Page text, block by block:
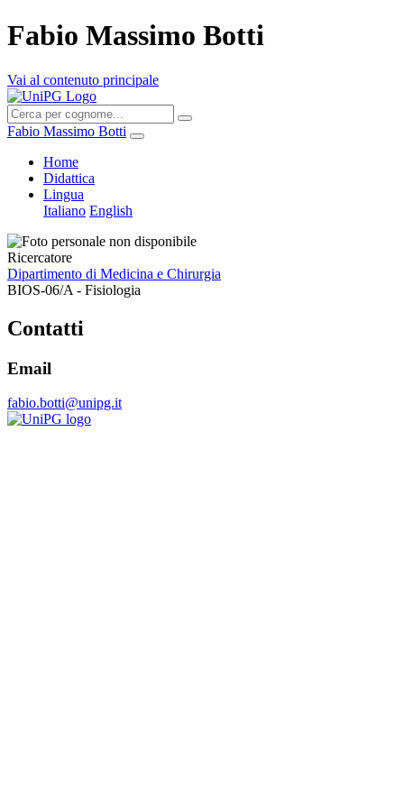
Fabio Massimo Botti
Vai al contenuto principale
Fabio Massimo Botti
Home
Didattica
Lingua
Italiano English
Ricercatore
Dipartimento di Medicina e Chirurgia
BIOS-06/A - Fisiologia
Contatti
Email
fabio.botti@unipg.it